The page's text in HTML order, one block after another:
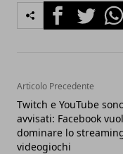
FacebookTwitter
Articolo Precedente
Twitch e YouTube
avvisati: Facebook
dominare lo
videogiochi